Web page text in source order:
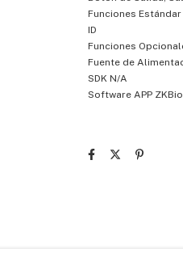
Funciones
ID
Funciones
Fuente de
SDK N/A
Software APP